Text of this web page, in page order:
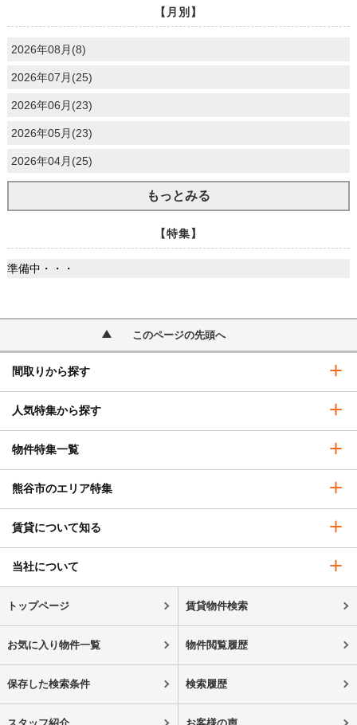
【月別】
2026年08月(8)
2026年07月(25)
2026年06月(23)
2026年05月(23)
2026年04月(25)
もっとみる
【特集】
準備中・・・
このページの先頭へ
間取りから探す
人気特集から探す
物件特集一覧
熊谷市のエリア特集
賃貸について知る
当社について
トップページ 賃貸物件検索
お気に入り物件一覧 物件閲覧履歴
保存した検索条件 検索履歴